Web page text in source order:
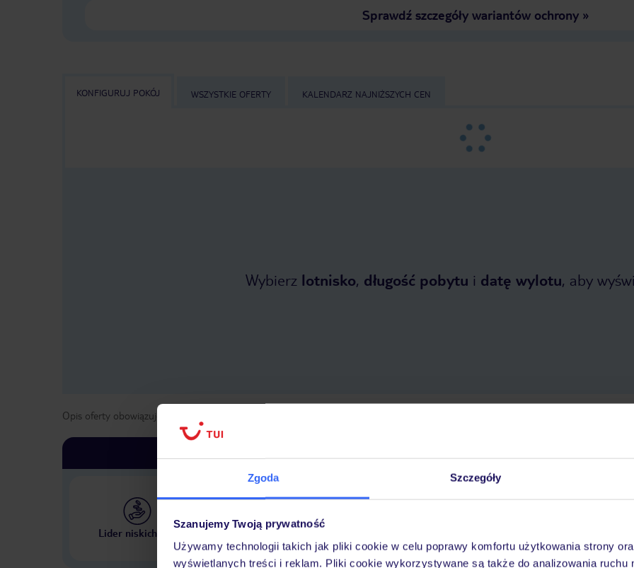
Zgoda Szczegóły
Szanujemy Twoją prywatność
Używamy technologii takich jak pliki cookie w celu poprawy komfortu użytkowania strony
wyświetlanych treści i reklam. Pliki cookie wykorzystywane są także do analizowania ruchu
Sprawdź szczegóły wariantów ochrony»
KONFIGURUJ POKÓJ WSZYSTKIE OFERTY KALENDARZ NAJNIŻSZYCH CEN
Wybierz lotnisko, długość pobytu i datę wylotu, aby
Opis oferty obowiązuje dla wyjazdów w terminie
Lider niskich cen
Największe biuro podróży
w Polsce
wakacjach 24/7